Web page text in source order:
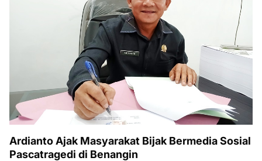
Ardianto Ajak Masyarakat Bijak Bermedia Sosial
Pascatragedi di Benangin